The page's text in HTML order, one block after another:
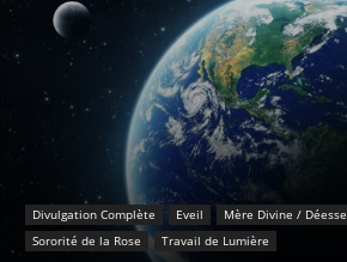
Divulgation Complète Eveil Mère Divine / Déesse
Sororité de la Rose
Travail de Lumière